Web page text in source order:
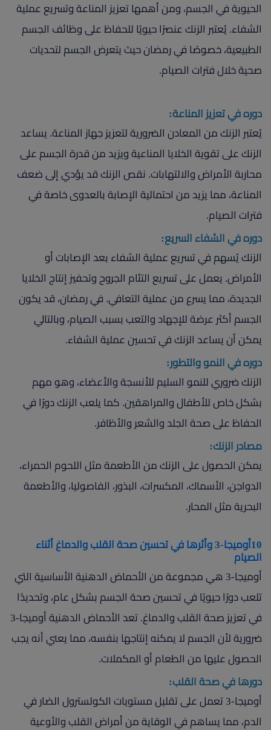
الحيوية في الجسم، ومن أهمها تعزيز المناعة وتسريع عملية
الشفاء. يُعتبر الزنك عنصرًا حيويًا للحفاظ على وظائف الجسم
الطبيعية، خصوصًا في رمضان حيث يتعرض الجسم لتحديات
صحية خلال فترات الصيام.
دوره في تعزيز المناعة:
يُعتبر الزنك من المعادن الضرورية لتعزيز جهاز المناعة. يساعد
الزنك على تقوية الخلايا المناعية ويزيد من قدرة الجسم على
محاربة الأمراض والالتهابات. نقص الزنك قد يؤدي إلى ضعف
المناعة، مما يزيد من احتمالية الإصابة بالعدوى خاصة في
فترات الصيام.
دوره في الشفاء السريع:
الزنك يُسهم في تسريع عملية الشفاء بعد الإصابات أو
الأمراض. يعمل على تسريع التئام الجروح وتحفيز إنتاج الخلايا
الجديدة، مما يسرع من عملية التعافي. في رمضان، قد يكون
الجسم أكثر عرضة للإجهاد والتعب بسبب الصيام، وبالتالي
يمكن أن يساعد الزنك في تحسين عملية الشفاء.
دوره في النمو والتطور:
الزنك ضروري للنمو السليم للأنسجة والأعضاء، وهو مهم
بشكل خاص للأطفال والمراهقين. كما يلعب الزنك دورًا في
الحفاظ على صحة الجلد والشعر والأظافر.
مصادر الزنك:
يمكن الحصول على الزنك من الأطعمة مثل اللحوم الحمراء،
الدواجن، الأسماك، المكسرات، البذور، الفاصوليا، والأطعمة
البحرية مثل المحار.
10أوميجا-3 وأثرها في تحسين صحة القلب والدماغ أثناء
الصيام
أوميجا-3 هي مجموعة من الأحماض الدهنية الأساسية التي
تلعب دورًا حيويًا في تحسين صحة الجسم بشكل عام، وتحديدًا
في تعزيز صحة القلب والدماغ. تعد الأحماض الدهنية أوميجا-3
ضرورية لأن الجسم لا يمكنه إنتاجها بنفسه، مما يعني أنه يجب
الحصول عليها من الطعام أو المكملات.
دورها في صحة القلب:
أوميجا-3 تعمل على تقليل مستويات الكولسترول الضار في
الدم، مما يساهم في الوقاية من أمراض القلب والأوعية